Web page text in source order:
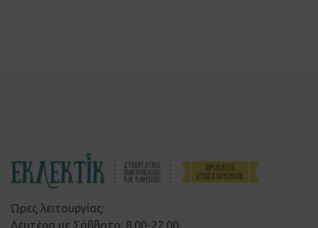
Ώρες λειτουργίας:
Δευτέρα με Σάββατο: 8.00-22.00